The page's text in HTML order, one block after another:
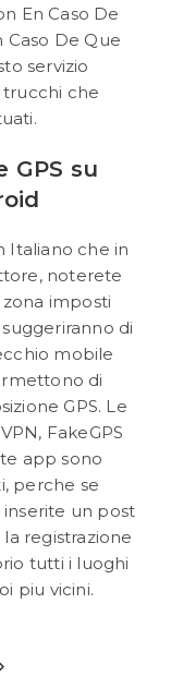
En Caso De
Caso De Que
servizio
che
GPS su
Italiano che in
noterete
imposti
di
mobile
di
GPS. Le
FakeGPS
app sono
perche se
inserite un post
registrazione
tutti i luoghi
piu vicini.